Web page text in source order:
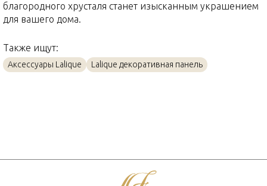
благородного хрусталя станет изысканным украшением
для вашего дома.
Также ищут:
Аксессуары Lalique Lalique декоративная панель